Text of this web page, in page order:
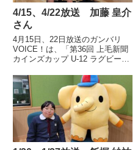
4/15、4/22放送 加藤 皇介
さん
4月15日、22日放送のガンバリ
VOICE！は、「第36回 上毛新聞
カインズカップ U-12 ラグビーフ
制の部で優勝した「桐生ペガサ
ス」のキャプテンぐんま国際アカ
デミー初等部5年 加藤 皇介さん
の声です。